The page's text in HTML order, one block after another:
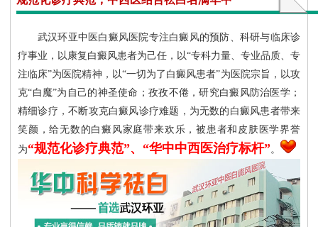
武汉环亚中医白癜风医院专注白癜风的预防、科研与临床诊
疗事业，以康复白癜风患者为己任，以“专科力量、专业品质、专
注临床”为医院精神，以“一切为了白癜风患者”为医院宗旨，以攻
克“白魔”为自己的神圣使命；孜孜不倦，研究白癜风防治医学；
精细诊疗，不断攻克白癜风诊疗难题，为无数的白癜风患者带来
笑颜，给无数的白癜风家庭带来欢乐，被患者和皮肤医学界誉
为“规范化诊疗典范”、“华中中西医治疗标杆”。